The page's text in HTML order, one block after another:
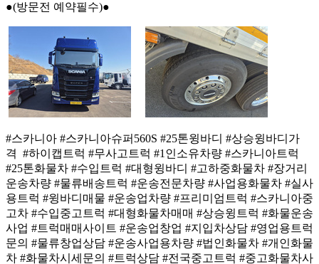
●(방문전 예약필수)●
#스카니아 #스카니아슈퍼560S #25톤윙바디 #상승윙바디가
격 #하이캡트럭 #무사고트럭 #1인소유차량 #스카니아트럭
#25톤화물차 #수입트럭 #대형윙바디 #고하중화물차 #장거리
운송차량 #물류배송트럭 #운송전문차량 #사업용화물차 #실사
용트럭 #윙바디매물 #운송업차량 #프리미엄트럭 #스카니아중
고차 #수입중고트럭 #대형화물차매매 #상승윙트럭 #화물운송
사업 #트럭매매사이트 #운송업창업 #지입차상담 #영업용트럭
문의 #물류창업상담 #운송사업용차량 #법인화물차 #개인화물
차 #화물차시세문의 #트럭상담 #전국중고트럭 #중고화물차사